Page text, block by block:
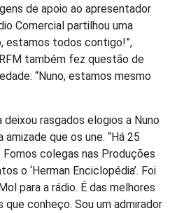
de apoio ao apresentador
Comercial partilhou uma
estamos todos contigo!”,
também fez questão de
“Nuno, estamos mesmo
deixou rasgados elogios a Nuno
que os une. “Há 25
Fomos colegas nas Produções
o ‘Herman Enciclopédia’. Foi
para a rádio. É das melhores
conheço. Sou um admirador